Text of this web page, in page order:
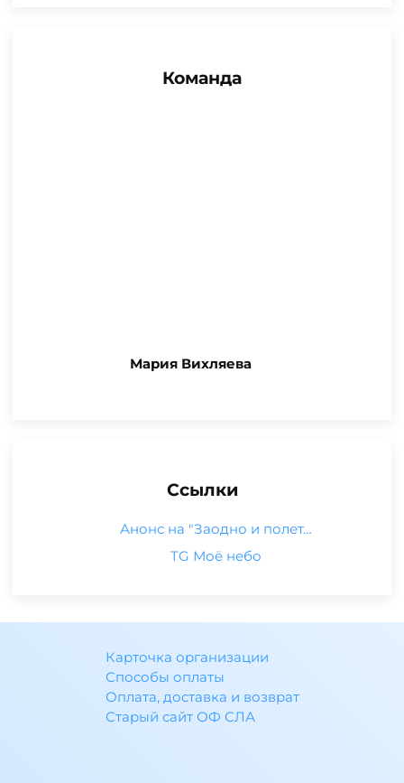
Команда
Мария Вихляева
Ссылки
Анонс на "Заодно и полет…
TG Моё небо
Карточка организации
Способы оплаты
Оплата, доставка и возврат
Старый сайт ОФ СЛА